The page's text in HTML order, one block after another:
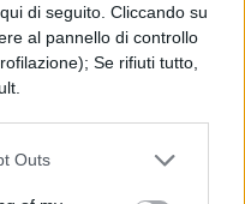
di seguito. Cliccando su
al pannello di controllo
Se rifiuti tutto,
Outs
sulla privacy
o tradizionali
fare a
idee originali